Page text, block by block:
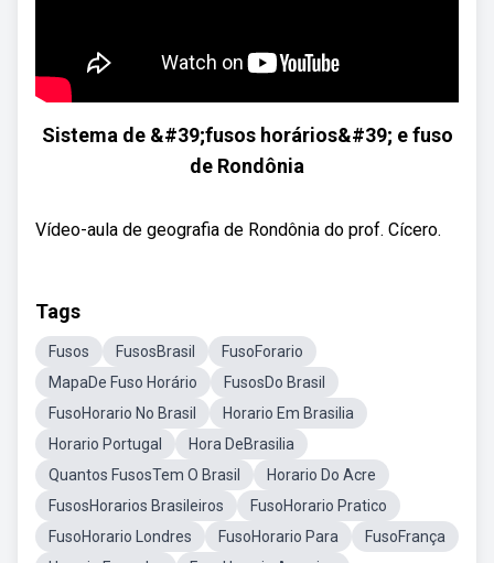
Sistema de &#39;fusos horários&#39; e fuso
de Rondônia
Vídeo-aula de geografia de Rondônia do prof. Cícero.
Tags
Fusos FusosBrasil
FusoForario
MapaDe Fuso Horário
FusosDo Brasil
FusoHorario No Brasil
Horario Em Brasilia
Horario Portugal
Hora DeBrasilia
Quantos FusosTem O Brasil
Horario Do Acre
FusosHorarios Brasileiros
FusoHorario Pratico
FusoHorario Londres
FusoHorario Para
FusoFrança